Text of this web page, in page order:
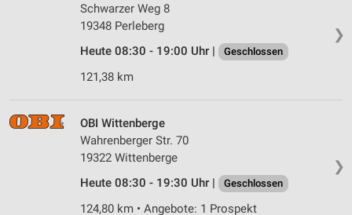
❯
Schwarzer Weg 8
19348 Perleberg
Heute 08:30 - 19:00 Uhr |
Geschlossen
121,38 km
❯
OBI Wittenberge
Wahrenberger Str. 70
19322 Wittenberge
Heute 08:30 - 19:30 Uhr |
Geschlossen
124,80 km • Angebote: 1 Prospekt